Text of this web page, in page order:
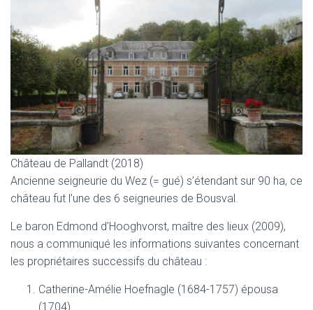
Château de Pallandt (2018)
Ancienne seigneurie du Wez (= gué) s’étendant sur 90 ha, ce
château fut l’une des 6 seigneuries de Bousval.
Le baron Edmond d’Hooghvorst, maître des lieux (2009),
nous a communiqué les informations suivantes concernant
les propriétaires successifs du château :
Catherine-Amélie Hoefnagle (1684-1757) épousa
(1704)